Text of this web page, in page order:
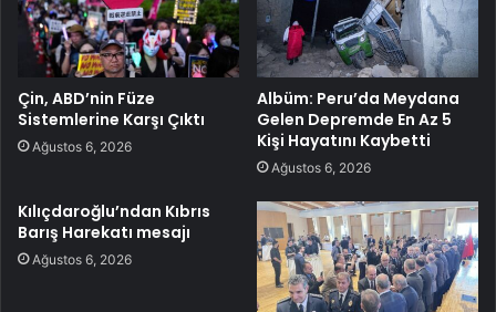
Çin, ABD’nin Füze
Sistemlerine Karşı Çıktı
Ağustos 6, 2026
Albüm: Peru’da Meydana
Gelen Depremde En Az 5
Kişi Hayatını Kaybetti
Ağustos 6, 2026
Kılıçdaroğlu’ndan Kıbrıs
Barış Harekatı mesajı
Ağustos 6, 2026